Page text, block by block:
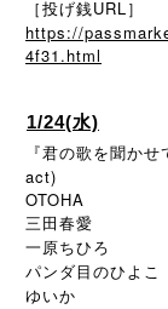
［投げ銭URL］
https://
4f31.html
1/24(水)
『君の歌を聞かせ
act)
OTOHA
三田春愛
一原ちひろ
パンダ目のひよこ
ゆいか